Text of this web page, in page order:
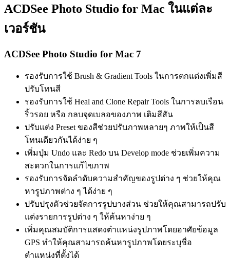
ACDSee Photo Studio for Mac ในแต่ละ
เวอร์ชัน
ACDSee Photo Studio for Mac 7
รองรับการใช้ Brush & Gradient Tools ในการตกแต่งเพิ่มสี
ปรับโทนสี
รองรับการใช้ Heal and Clone Repair Tools ในการลบเรือน
ริ้วรอย หรือ กลบจุดเบลอของภาพ เติมสีสัน
ปรับแต่ง Preset ของสีช่วยปรับภาพหลายๆ ภาพให้เป็นสี
โทนเดียวกันได้ง่าย ๆ
เพิ่มปุ่ม Undo และ Redo บน Develop mode ช่วยเพิ่มความ
สะดวกในการแก้ไขภาพ
รองรับการจัดลำดับความสำคัญของรูปต่าง ๆ ช่วยให้คุณ
หารูปภาพต่าง ๆ ได้ง่าย ๆ
ปรับปรุงตัวช่วยจัดการรูปบางส่วน ช่วยให้คุณสามารถปรับ
แต่งรายการรูปต่าง ๆ ให้ค้นหาง่าย ๆ
เพิ่มคุณสมบัติการแสดงตำแหน่งรูปภาพโดยอาศัยข้อมูล
GPS ทำให้คุณสามารถค้นหารูปภาพโดยระบุชื่อ
ตำแหน่งที่ตั้งได้